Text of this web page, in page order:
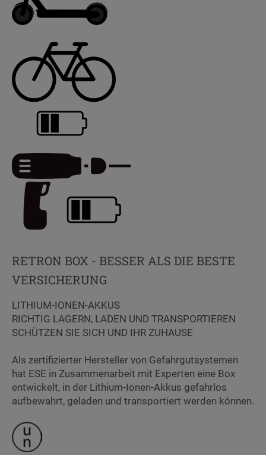
RETRON BOX - BESSER ALS DIE BESTE
VERSICHERUNG
LITHIUM-IONEN-AKKUS
RICHTIG LAGERN, LADEN UND TRANSPORTIEREN
SCHÜTZEN SIE SICH UND IHR ZUHAUSE
Als zertifizierter Hersteller von Gefahrgutsystemen
hat ESE in Zusammenarbeit mit Experten eine Box
entwickelt, in der Lithium-Ionen-Akkus gefahrlos
aufbewahrt, geladen und transportiert werden können.